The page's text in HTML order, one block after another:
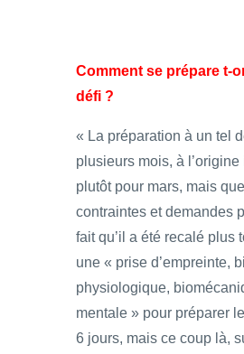
Comment se prépare t-
défi ?
« La préparation à un tel
plusieurs mois, à
plutôt pour mars, mais
contraintes et demandes
fait qu’il a été recalé plus
une « prise d’empreinte,
physiologique,
mentale » pour préparer
6 jours, mais ce coup là,